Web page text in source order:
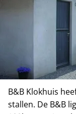
B&B Klokhuis
stallen. De B&B